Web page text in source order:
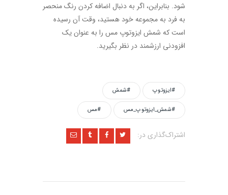
شود. بنابراین، اگر به دنبال اضافه کردن رنگ منحصر
به فرد به مجموعه خود هستید، وقت آن رسیده
است که شمش ایزوتوپ مس را به عنوان یک
افزودنی ارزشمند در نظر بگیرید.
#ایزوتوپ #شمش
#شمش_ایزوتوپ_مس #مس
اشتراک‌گذاری در: